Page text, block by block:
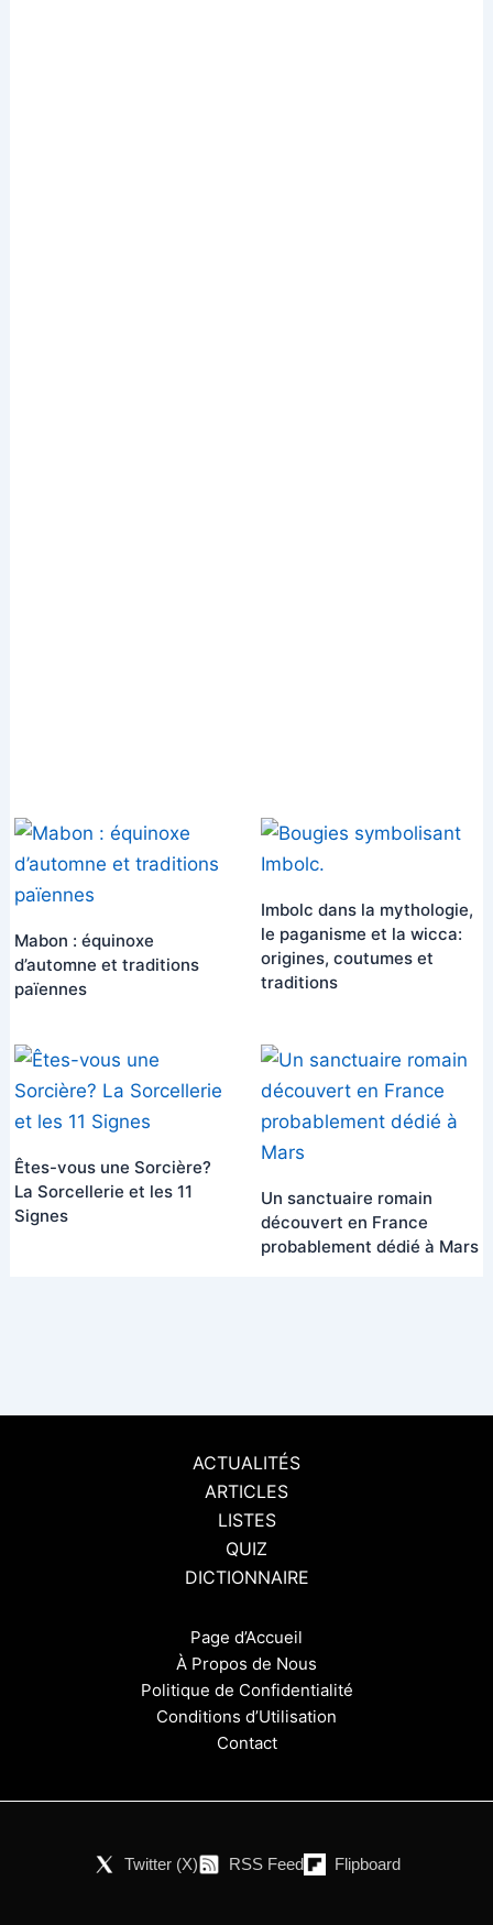
Mabon : équinoxe
d’automne et traditions
païennes
Imbolc dans la mythologie,
le paganisme et la wicca:
origines, coutumes et
traditions
Êtes-vous une Sorcière?
La Sorcellerie et les 11
Signes
Un sanctuaire romain
découvert en France
probablement dédié à Mars
ACTUALITÉS
ARTICLES
LISTES
QUIZ
DICTIONNAIRE
Page d’Accueil
À Propos de Nous
Politique de Confidentialité
Conditions d’Utilisation
Contact
Twitter (X) RSS Feed Flipboard